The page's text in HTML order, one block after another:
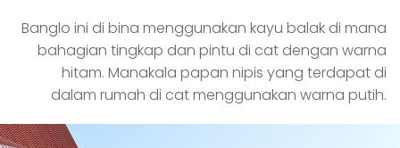
Banglo ini di bina menggunakan kayu balak di mana
bahagian tingkap dan pintu di cat dengan warna
hitam. Manakala papan nipis yang terdapat di
dalam rumah di cat menggunakan warna putih.